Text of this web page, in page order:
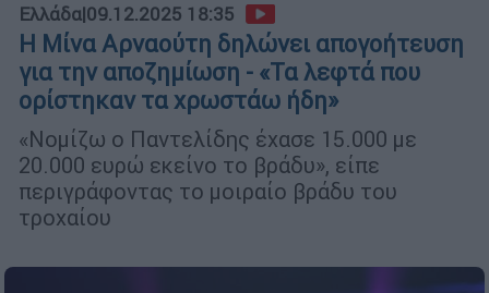
Ελλάδα|09.12.2025 18:35
Η Μίνα Αρναούτη δηλώνει απογοήτευση
για την αποζημίωση - «Τα λεφτά που
ορίστηκαν τα χρωστάω ήδη»
«Νομίζω ο Παντελίδης έχασε 15.000 με
20.000 ευρώ εκείνο το βράδυ», είπε
περιγράφοντας το μοιραίο βράδυ του
τροχαίου